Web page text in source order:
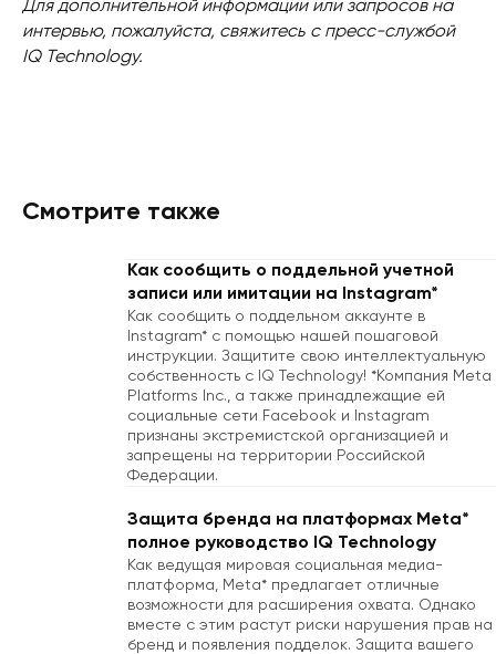
Для дополнительной информации или запросов на
интервью, пожалуйста, свяжитесь с пресс-службой
IQ Technology.
Смотрите также
Как сообщить о поддельной учетной
записи или имитации на Instagram*
Как сообщить о поддельном аккаунте в
Instagram* с помощью нашей пошаговой
инструкции. Защитите свою интеллектуальную
собственность с IQ Technology! *Компания Meta
Platforms Inc., а также принадлежащие ей
социальные сети Facebook и Instagram
признаны экстремистской организацией и
запрещены на территории Российской
Федерации.
Защита бренда на платформах Meta*
полное руководство IQ Technology
Как ведущая мировая социальная медиа-
платформа, Meta* предлагает отличные
возможности для расширения охвата. Однако
вместе с этим растут риски нарушения прав на
бренд и появления подделок. Защита вашего